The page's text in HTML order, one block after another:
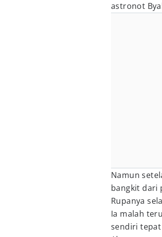
astronot
Namun
bangkit dari
Rupanya
Ia malah
sendiri